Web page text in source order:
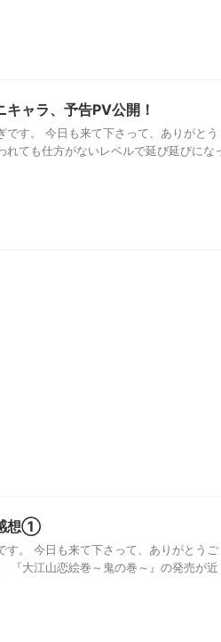
キャラ、予告PV公開！
す。 今日も来て下さって、ありがとう
れても仕方がないレベルで延び延びにな
想①
す。 今日も来て下さって、ありがとうご
大江山恋絵巻～鬼の巻～』の発売が近